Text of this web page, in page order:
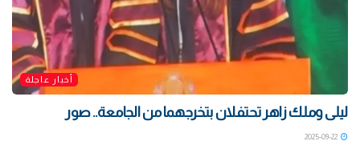
أخبار عاجلة
ليلى وملك زاهر تحتفلان بتخرجهما من الجامعة.. صور